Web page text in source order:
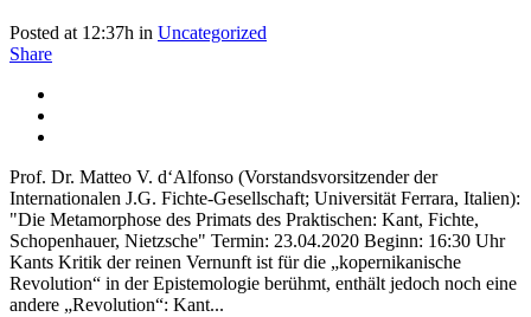
Posted at 12:37h in Uncategorized
Share
Prof. Dr. Matteo V. d‘Alfonso (Vorstandsvorsitzender der
Internationalen J.G. Fichte-Gesellschaft; Universität Ferrara, Italien):
"Die Metamorphose des Primats des Praktischen: Kant, Fichte,
Schopenhauer, Nietzsche" Termin: 23.04.2020 Beginn: 16:30 Uhr
Kants Kritik der reinen Vernunft ist für die „kopernikanische
Revolution“ in der Epistemologie berühmt, enthält jedoch noch eine
andere „Revolution“: Kant...